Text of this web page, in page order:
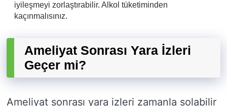
iyileşmeyi zorlaştırabilir. Alkol tüketiminden
kaçınmalısınız.
Ameliyat Sonrası Yara İzleri
Geçer mi?
Ameliyat sonrası yara izleri zamanla solabilir